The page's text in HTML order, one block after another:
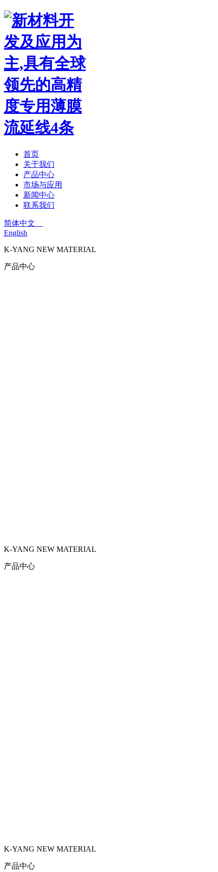
首页
关于我们
产品中心
市场与应用
新闻中心
联系我们
简体中文
English
K-YANG NEW MATERIAL
产品中心
K-YANG NEW MATERIAL
产品中心
K-YANG NEW MATERIAL
产品中心